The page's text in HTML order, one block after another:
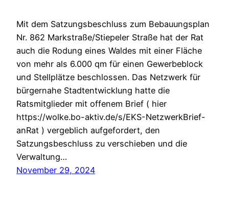
Mit dem Satzungsbeschluss zum Bebauungsplan
Nr. 862 Markstraße/Stiepeler Straße hat der Rat
auch die Rodung eines Waldes mit einer Fläche
von mehr als 6.000 qm für einen Gewerbeblock
und Stellplätze beschlossen. Das Netzwerk für
bürgernahe Stadtentwicklung hatte die
Ratsmitglieder mit offenem Brief ( hier
https://wolke.bo-aktiv.de/s/EKS-NetzwerkBrief-
anRat ) vergeblich aufgefordert, den
Satzungsbeschluss zu verschieben und die
Verwaltung…
November 29, 2024